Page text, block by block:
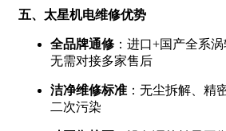
五、太星机电维修优势
全品牌通修 ：进口+国产全系
无需对接多家售后
洁净维修标准 ：无尘拆解、精
二次污染